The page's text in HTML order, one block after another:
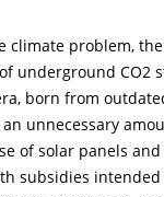
climate problem,
underground CO2
born from
unnecessary
of solar panels
subsidies